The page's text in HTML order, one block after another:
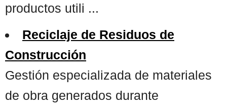
productos utili ...
Reciclaje de Residuos de
Construcción
Gestión especializada de materiales
de obra generados durante